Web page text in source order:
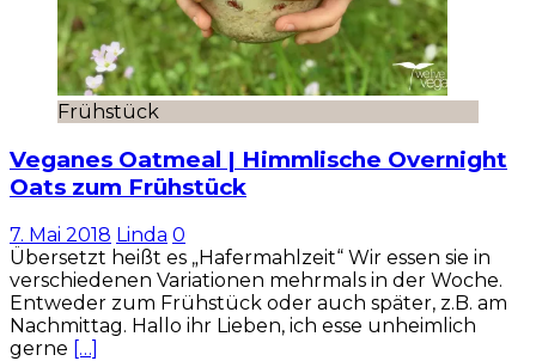
Frühstück
Veganes Oatmeal | Himmlische Overnight
Oats zum Frühstück
7. Mai 2018 Linda 0
Übersetzt heißt es „Hafermahlzeit“ Wir essen sie in
verschiedenen Variationen mehrmals in der Woche.
Entweder zum Frühstück oder auch später, z.B. am
Nachmittag. Hallo ihr Lieben, ich esse unheimlich
gerne […]